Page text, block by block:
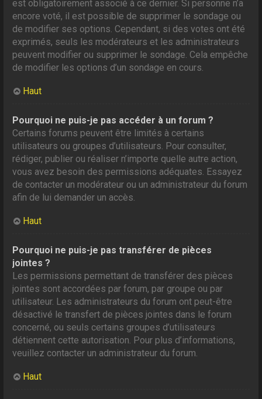
est obligatoirement associé à ce dernier. Si personne n’a
encore voté, il est possible de supprimer le sondage ou
de modifier ses options. Cependant, si des votes ont été
exprimés, seuls les modérateurs et les administrateurs
peuvent modifier ou supprimer le sondage. Cela empêche
de modifier les options d’un sondage en cours.
Haut
Pourquoi ne puis-je pas accéder à un forum ?
Certains forums peuvent être limités à certains
utilisateurs ou groupes d’utilisateurs. Pour consulter,
rédiger, publier ou réaliser n’importe quelle autre action,
vous avez besoin des permissions adéquates. Essayez
de contacter un modérateur ou un administrateur du forum
afin de lui demander un accès.
Haut
Pourquoi ne puis-je pas transférer de pièces
jointes ?
Les permissions permettant de transférer des pièces
jointes sont accordées par forum, par groupe ou par
utilisateur. Les administrateurs du forum ont peut-être
désactivé le transfert de pièces jointes dans le forum
concerné, ou seuls certains groupes d’utilisateurs
détiennent cette autorisation. Pour plus d’informations,
veuillez contacter un administrateur du forum.
Haut